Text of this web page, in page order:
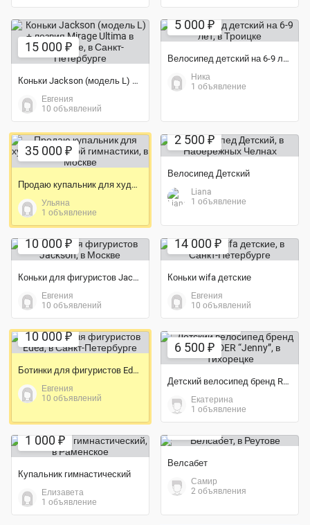
15 000 ₽
Коньки Jackson (модель L) + лезвия Mirage Ultima в комплекте
Евгения
10 объявлений
5 000 ₽
Велосипед детский на 6-9 лет
Ника
1 объявление
35 000 ₽
Продаю купальник для художественной гимнастики
Ульяна
1 объявление
2 500 ₽
Велосипед Детский
Liana
1 объявление
10 000 ₽
Коньки для фигуристов Jackson
Евгения
10 объявлений
14 000 ₽
Коньки wifa детские
Евгения
10 объявлений
10 000 ₽
Ботинки для фигуристов Edea
Евгения
10 объявлений
6 500 ₽
Детский велосипед бренд ROYALRIDER “Jenny”
Екатерина
1 объявление
1 000 ₽
Купальник гимнастический
Елизавета
1 объявление
Велсабет
Самир
2 объявления